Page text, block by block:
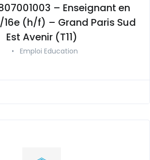
– Enseignant en
16e (h/f) – Grand Paris Sud
Est Avenir (T11)
• Emploi Education